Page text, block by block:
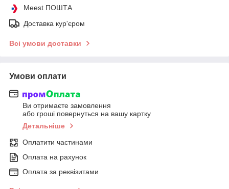
Meest ПОШТА
Доставка кур'єром
Всі умови доставки
Умови оплати
Ви отримаєте замовлення
або гроші повернуться на вашу картку
Детальніше
Оплатити частинами
Оплата на рахунок
Оплата за реквізитами